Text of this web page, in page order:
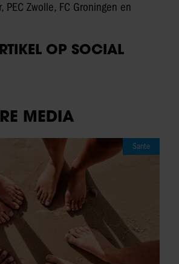
PEC Zwolle, FC Groningen en
OP SOCIAL
MEDIA
Sante